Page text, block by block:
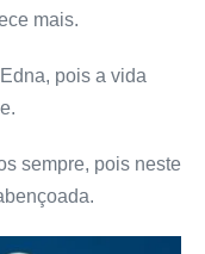
mais.
pois a vida
sempre, pois neste